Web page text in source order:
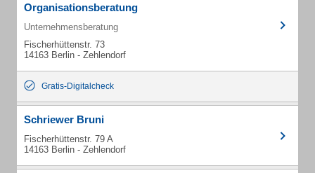
Organisationsberatung
Unternehmensberatung
Fischerhüttenstr. 73
14163 Berlin - Zehlendorf
Gratis-Digitalcheck
Schriewer Bruni
Fischerhüttenstr. 79 A
14163 Berlin - Zehlendorf